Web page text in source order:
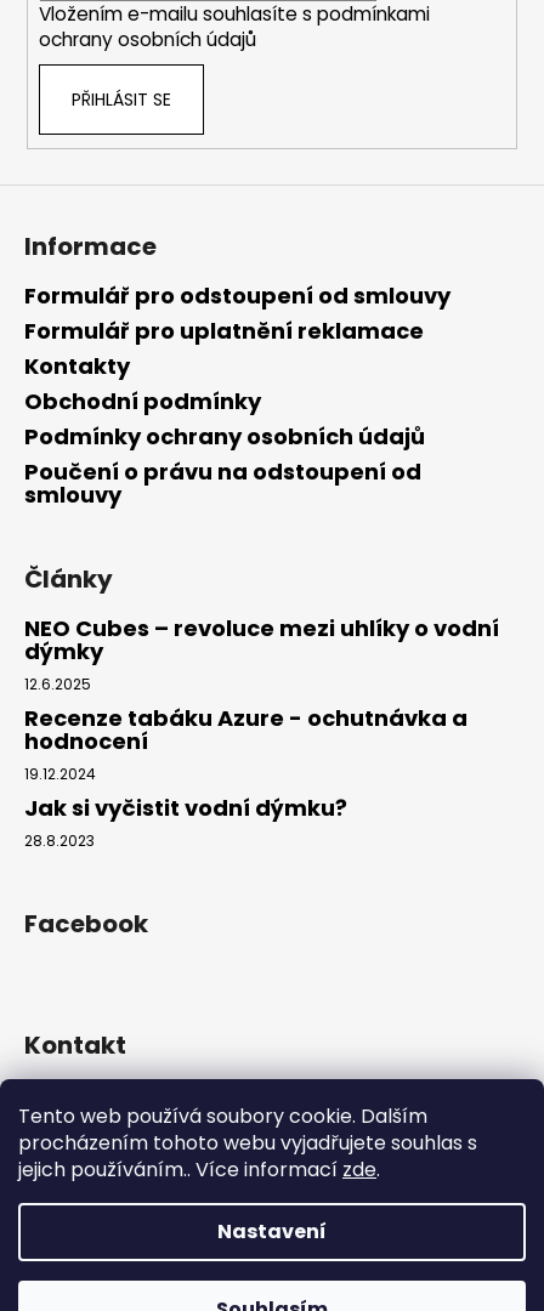
Tento web používá soubory cookie. Dalším
procházením tohoto webu vyjadřujete souhlas s
jejich používáním.. Více informací zde.
Nastavení
Vložením e-mailu souhlasíte s podmínkami
ochrany osobních údajů
PŘIHLÁSIT SE
Informace
Formulář pro odstoupení od smlouvy
Formulář pro uplatnění reklamace
Kontakty
Obchodní podmínky
Podmínky ochrany osobních údajů
Poučení o právu na odstoupení od
smlouvy
Články
NEO Cubes – revoluce mezi uhlíky o vodní
dýmky
12.6.2025
Recenze tabáku Azure - ochutnávka a
hodnocení
19.12.2024
Jak si vyčistit vodní dýmku?
28.8.2023
Facebook
Kontakt
+420 739 522 572
hookah_gang.cz/
Copyright 2026Hookah Gang. Všechna práva vyhrazena.